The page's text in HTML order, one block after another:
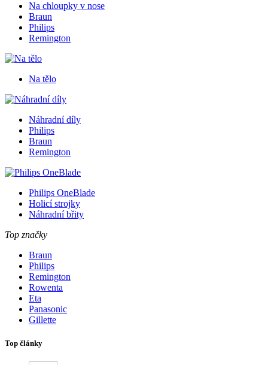
Na chloupky v nose
Braun
Philips
Remington
Na tělo
Náhradní díly
Philips
Braun
Remington
Philips OneBlade
Holicí strojky
Náhradní břity
Top značky
Braun
Philips
Remington
Rowenta
Eta
Panasonic
Gillette
Top články